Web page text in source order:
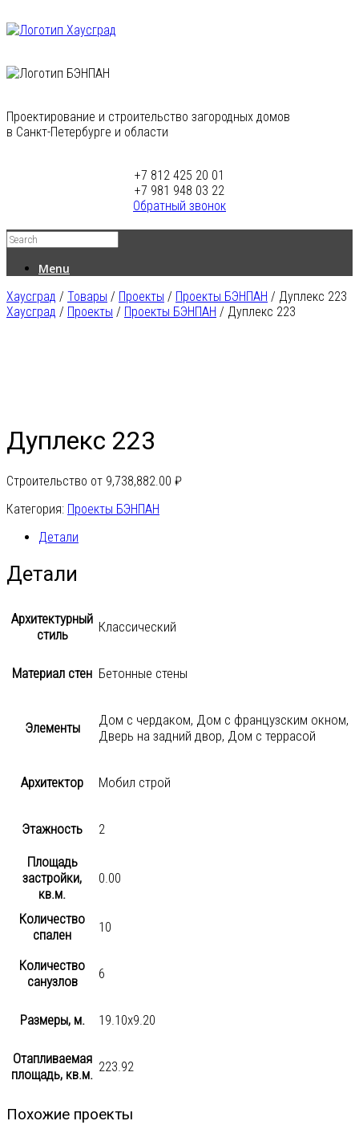
Проектирование и строительство загородных домов
в Санкт-Петербурге и области
+7 812 425 20 01
+7 981 948 03 22
Обратный звонок
Menu
Хаусград / Товары / Проекты / Проекты БЭНПАН / Дуплекс 223
Хаусград / Проекты / Проекты БЭНПАН / Дуплекс 223
Дуплекс 223
Строительство от 9,738,882.00 ₽
Категория: Проекты БЭНПАН
Детали
Детали
Архитектурный
стиль
Классический
Материал стен Бетонные стены
Элементы
Дом с чердаком, Дом с французским окном,
Дверь на задний двор, Дом с террасой
Архитектор Мобил строй
Этажность 2
Площадь
застройки,
кв.м.
0.00
Количество
спален
10
Количество
санузлов
6
Размеры, м. 19.10х9.20
Отапливаемая
площадь, кв.м. 223.92
Похожие проекты